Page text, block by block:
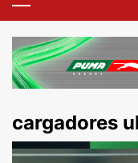
cargadores